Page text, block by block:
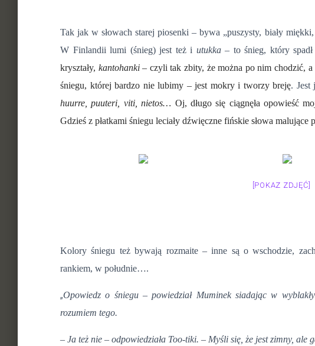
Tak jak w słowach starej piosenki – bywa „puszysty, biały
W Finlandii lumi (śnieg) jest też i utukka– to śnieg, który
kryształy, kantohanki – czyli tak zbity, że można po nim chodzić, a
śniegu, której bardzo nie lubimy – jest mokry i tworzy breję. Jest
huurre, puuteri, viti, nietos… Oj, długo się ciągnęła opowieść
Gdzieś z płatkami śniegu leciały dźwięczne fińskie słowa
[POKAZ ZDJĘĆ]
Kolory śniegu też bywają rozmaite – inne są o wschodzie,
rankiem, w południe….
„Opowiedz o śniegu – powiedział Muminek siadając w
rozumiem tego.
– Ja też nie – odpowiedziała Too-tiki. – Myśli się że jest zimny, ale